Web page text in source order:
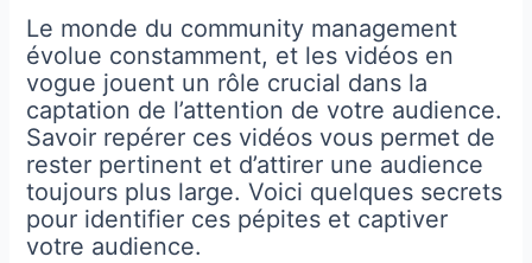
Le monde du community management
évolue constamment, et les vidéos en
vogue jouent un rôle crucial dans la
captation de l’attention de votre audience.
Savoir repérer ces vidéos vous permet de
rester pertinent et d’attirer une audience
toujours plus large. Voici quelques secrets
pour identifier ces pépites et captiver
votre audience.